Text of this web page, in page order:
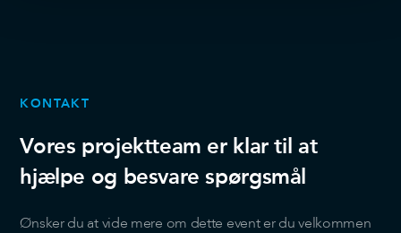
de har indsamlet fra din brug af deres tjenester.
KONTAKT
Vores projektteam er klar til at
hjælpe og besvare spørgsmål
Ønsker du at vide mere om dette event er du velkommen